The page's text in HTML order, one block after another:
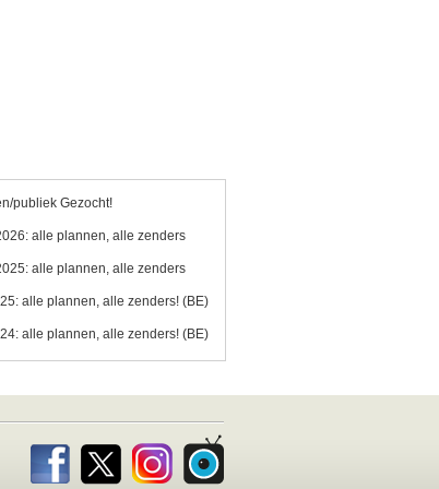
publiek Gezocht!
alle plannen, alle zenders
alle plannen, alle zenders
alle plannen, alle zenders! (BE)
alle plannen, alle zenders! (BE)